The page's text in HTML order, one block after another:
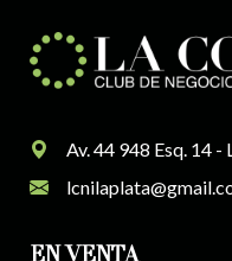
Av. 44 948 Esq. 14 -